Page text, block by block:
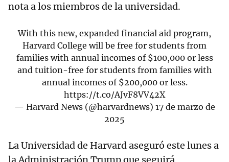
nota a los miembros de la universidad.
With this new, expanded financial aid program,
Harvard College will be free for students from
families with annual incomes of $100,000 or less
and tuition-free for students from families with
annual incomes of $200,000 or less.
https://t.co/AJvF8VV42X
— Harvard News (@harvardnews) 17 de marzo de
2025
La Universidad de Harvard aseguró este lunes a